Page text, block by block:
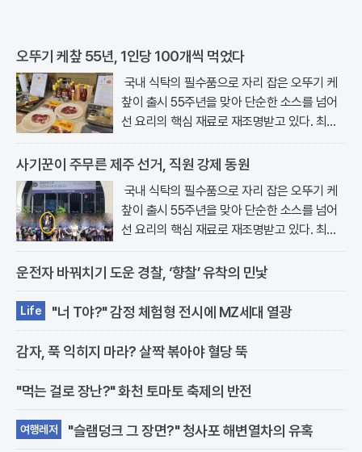
오뚜기 케챂 55년, 1인당 100개씩 먹었다
국내 식탁의 필수품으로 자리 잡은 오뚜기 케
챂이 출시 55주년을 맞아 단순한 소스를 넘어
선 요리의 핵심 재료로 재조명받고 있다. 최근
서울 강남구 논현동에 위치한 오키친..
사기꾼이 주무른 제주 선거, 직원 강제 동원
국내 식탁의 필수품으로 자리 잡은 오뚜기 케
챂이 출시 55주년을 맞아 단순한 소스를 넘어
선 요리의 핵심 재료로 재조명받고 있다. 최근
서울 강남구 논현동에 위치한 오키친..
운전자 바꿔치기 도운 경찰, ‘향찰’ 유착의 민낯
Life "너 T야?" 감정 체험형 전시에 MZ세대 열광
감자, 푹 익히지 마라? 살짝 볶아야 혈당 뚝
"먹는 걸로 장난?" 화천 토마토 축제의 반전
여행레저 "슬램덩크 그 장면?" 청사포 해변열차의 유혹